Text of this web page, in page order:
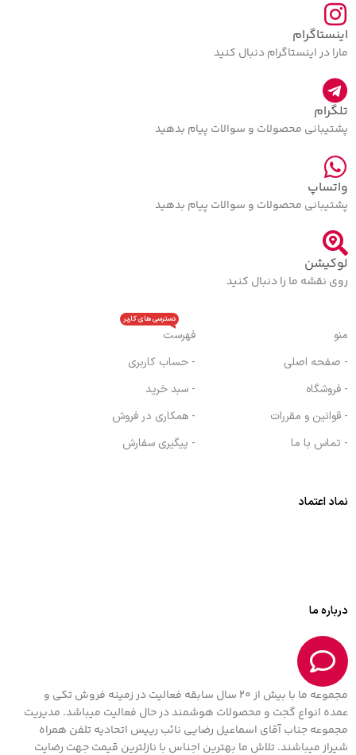
اینستاگرام
مارا در اینستاگرام دنبال کنید
تلگرام
پشتیبانی محصولات و سوالات پیام بدهید
واتساپ
پشتیبانی محصولات و سوالات پیام بدهید
لوکیشن
روی نقشه ما را دنبال کنید
منو
- صفحه اصلی
- فروشگاه
- قوانین و مقررات
- تماس با ما
فهرست
دسترسی های کاربر
- حساب کاربری
- سبد خرید
- همکاری در فروش
- پیگیری سفارش
نماد اعتماد
درباره ما
مجموعه ما با بیش از 20 سال سابقه فعالیت در زمینه فروش تکی و
عمده انواع گجت و محصولات هوشمند در حال فعالیت میباشد. مدیریت
مجموعه جناب آقای اسماعیل رضایی نائب رییس اتحادیه تلفن همراه
شیراز میباشند. تلاش ما بهترین اجناس با نازلترین قیمت جهت رضایت